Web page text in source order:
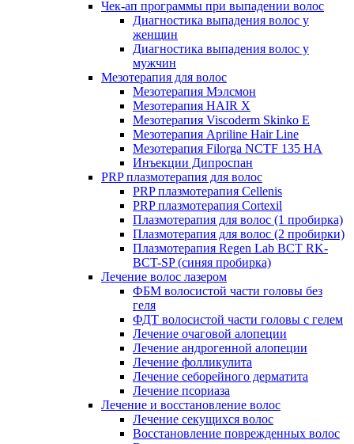
Чек-ап программы при выпадении волос
Диагностика выпадения волос у
женщин
Диагностика выпадения волос у
мужчин
Мезотерапия для волос
Мезотерапия Мэлсмон
Мезотерапия HAIR X
Мезотерапия Viscoderm Skinko E
Мезотерапия Apriline Hair Line
Мезотерапия Filorga NCTF 135 HA
Инъекции Дипроспан
PRP плазмотерапия для волос
PRP плазмотерапия Cellenis
PRP плазмотерапия Cortexil
Плазмотерапия для волос (1 пробирка)
Плазмотерапия для волос (2 пробирки)
Плазмотерапия Regen Lab BCT RK-
BCT-SP (синяя пробирка)
Лечение волос лазером
ФБМ волосистой части головы без
геля
ФДТ волосистой части головы с гелем
Лечение очаговой алопеции
Лечение андрогенной алопеции
Лечение фолликулита
Лечение себорейного дерматита
Лечение псориаза
Лечение и восстановление волос
Лечение секущихся волос
Восстановление поврежденных волос